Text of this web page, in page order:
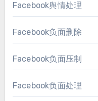
Facebook舆情处理
Facebook负面删除
Facebook负面压制
Facebook负面处理